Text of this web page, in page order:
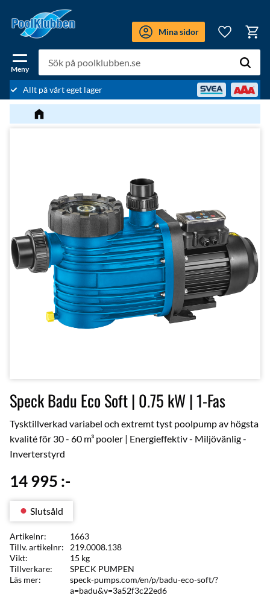
Meny
Mina sidor
Favoriter
Allt på vårt eget lager
Speck Badu Eco Soft | 0.75 kW | 1-Fas
Tysktillverkad variabel och extremt tyst poolpump av högsta
kvalité för 30 - 60 m³ pooler | Energieffektiv - Miljövänlig -
Inverterstyrd
14 995 :-
Slutsåld
Artikelnr
1663
Tillv. artikelnr
219.0008.138
Vikt
15 kg
Tillverkare
SPECK PUMPEN
Läs mer
speck-pumps.com/en/p/badu-eco-soft/?
a=badu&v=3a52f3c22ed6